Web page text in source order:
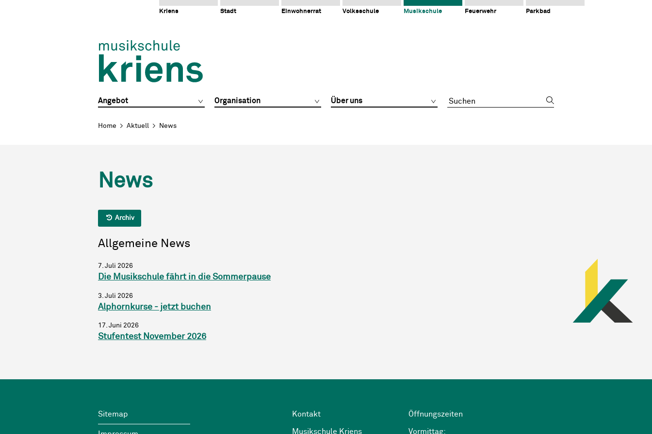
Navigieren in Kriens
Kriens Stadt Einwohnerrat Volksschule Musikschule Feuerwehr Parkbad
Hauptnavigation
Angebot Organisation Über uns Suchbegriff
Breadcrumb
Home Aktuell News
News
Archiv
Allgemeine News
7. Juli 2026
Die Musikschule fährt in die Sommerpause
3. Juli 2026
Alphornkurse - jetzt buchen
17. Juni 2026
Stufentest November 2026
Wichtige Links
Sitemap Kontakt
Musikschule Kriens
Öffnungszeiten
Vormittag: